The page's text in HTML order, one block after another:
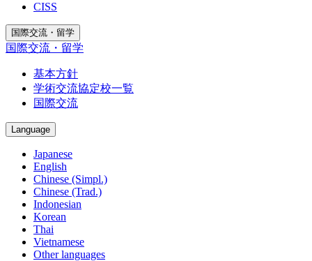
CISS
国際交流・留学
国際交流・留学
基本方針
学術交流協定校一覧
国際交流
Language
Japanese
English
Chinese (Simpl.)
Chinese (Trad.)
Indonesian
Korean
Thai
Vietnamese
Other languages